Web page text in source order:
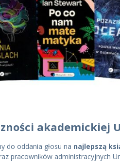
akademickiej
do oddania głosu na najlepszą
pracowników administracyjnych